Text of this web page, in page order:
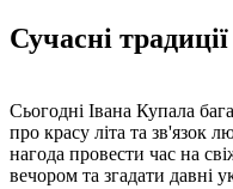
Сучасні традиції
Сьогодні Івана Купала
про красу літа та зв'язок
нагода провести час на
вечором та згадати давні